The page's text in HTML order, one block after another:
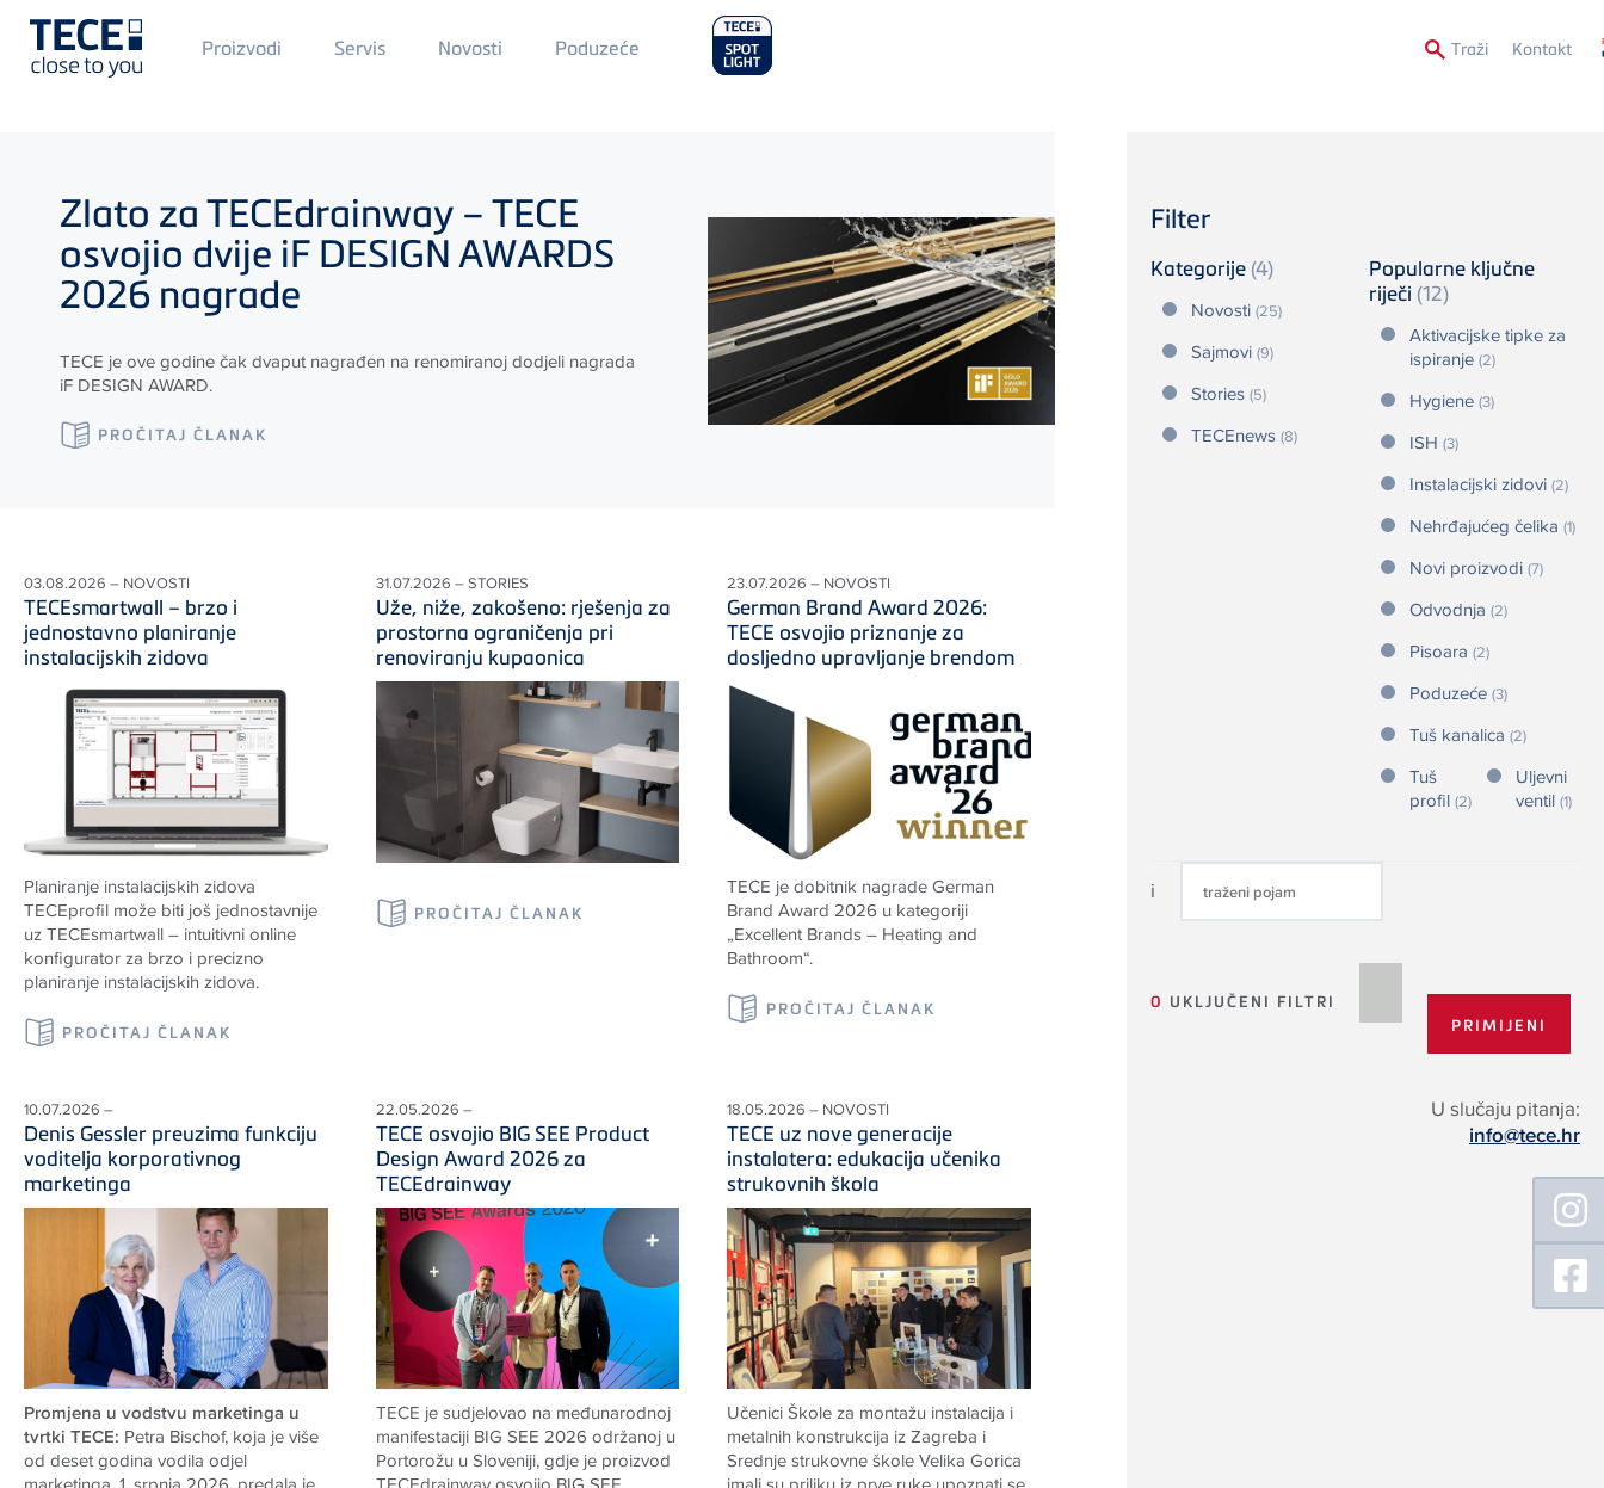
Main
Menü
Proizvodi Servis Novosti Main
Menu
Poduzeće Traži Kontakt
Filter
Kategorije (4)
Novosti (25)
Sajmovi (9)
Stories (5)
TECEnews (8)
Popularne ključne
riječi (12)
Aktivacijske tipke za
ispiranje (2)
Hygiene (3)
ISH (3)
Instalacijski zidovi (2)
Nehrđajućeg čelika (1)
Novi proizvodi (7)
Odvodnja (2)
Pisoara (2)
Poduzeće (3)
Tuš kanalica (2)
Tuš
profil (2)
Uljevni
ventil (1)
i
0 UKLJUČENI FILTRI
U slučaju pitanja:
info@tece.hr
Zlato zaTECEdrainway –TECE
osvojio dvije iF DESIGN AWARDS
2026 nagrade
TECE je ove godine čak dvaput nagrađen na renomiranoj dodjeli nagrada
iF DESIGN AWARD.
PROČITAJ ČLANAK
03.08.2026 – NOVOSTI
TECEsmartwall – brzo i
jednostavno planiranje
instalacijskih zidova
Planiranje instalacijskih zidova
TECEprofil može biti još jednostavnije
uz TECEsmartwall – intuitivni online
konfigurator za brzo i precizno
planiranje instalacijskih zidova.
PROČITAJ ČLANAK
31.07.2026 – STORIES
Uže, niže, zakošeno: rješenja za
prostorna ograničenja pri
renoviranju kupaonica
PROČITAJ ČLANAK
23.07.2026 – NOVOSTI
German Brand Award 2026:
TECE osvojio priznanje za
dosljedno upravljanje brendom
TECE je dobitnik nagrade German
Brand Award 2026 u kategoriji
„Excellent Brands – Heating and
Bathroom“.
PROČITAJ ČLANAK
10.07.2026 –
Denis Gessler preuzima funkciju
voditelja korporativnog
marketinga
Promjena u vodstvu marketinga u
tvrtki TECE: Petra Bischof, koja je više
od deset godina vodila odjel
22.05.2026 –
TECE osvojio BIG SEE Product
Design Award 2026 za
TECEdrainway
TECE je sudjelovao na međunarodnoj
manifestaciji BIG SEE 2026 održanoj u
Portorožu u Sloveniji, gdje je proizvod
18.05.2026 – NOVOSTI
TECE uz nove generacije
instalatera: edukacija učenika
strukovnih škola
Učenici Škole za montažu instalacija i
metalnih konstrukcija iz Zagreba i
Srednje strukovne škole Velika Gorica
Floating